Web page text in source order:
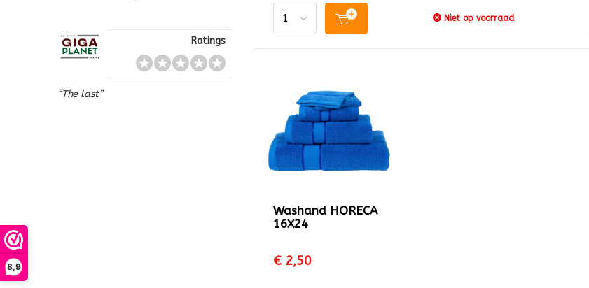
8,9
Niet op voorraad
Washand HORECA
16X24
€ 2,50
Ratings
“The last”